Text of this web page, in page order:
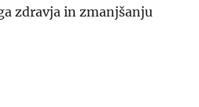
zdravja in zmanjšanju